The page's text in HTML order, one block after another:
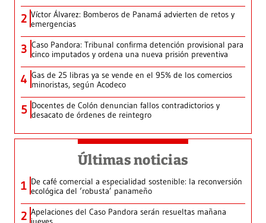
2 Víctor Álvarez: Bomberos de Panamá advierten de retos y
emergencias
3 Caso Pandora: Tribunal confirma detención provisional para
cinco imputados y ordena una nueva prisión preventiva
4 Gas de 25 libras ya se vende en el 95% de los comercios
minoristas, según Acodeco
5 Docentes de Colón denuncian fallos contradictorios y
desacato de órdenes de reintegro
Últimas noticias
1 De café comercial a especialidad sostenible: la reconversión
ecológica del ‘robusta’ panameño
2 Apelaciones del Caso Pandora serán resueltas mañana